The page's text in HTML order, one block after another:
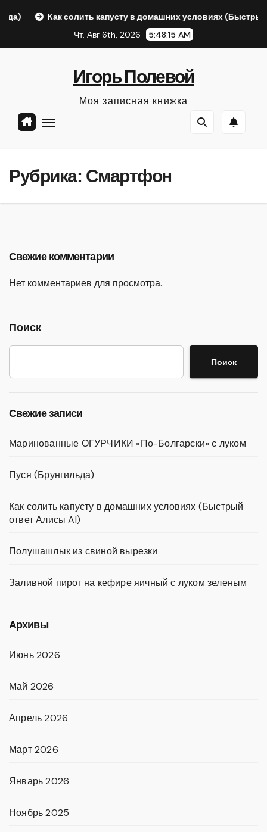
Как солить капусту в домашних условиях (Быстрый
Чт. Авг 6th, 2026
5:48:16 AM
Игорь Полевой
Моя записная книжка
Рубрика: Смартфон
Свежие комментарии
Нет комментариев для просмотра.
Поиск
Поиск
Свежие записи
Маринованные ОГУРЧИКИ «По-Болгарски» с луком
Пуся (Брунгильда)
Как солить капусту в домашних условиях (Быстрый
ответ Алисы AI)
Полушашлык из свиной вырезки
Заливной пирог на кефире яичный с луком зеленым
Архивы
Июнь 2026
Май 2026
Апрель 2026
Март 2026
Январь 2026
Ноябрь 2025